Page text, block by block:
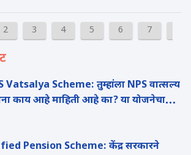
2 3 4 5 6 7
Vatsalya Scheme: तुम्हांला NPS वात्सल्य
काय आहे माहिती आहे का? या योजनेचा
Pension Scheme: केंद्र सरकारने